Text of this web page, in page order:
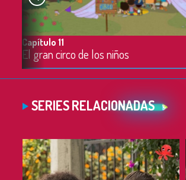
Capítulo 11
El gran circo de los niños
SERIES RELACIONADAS